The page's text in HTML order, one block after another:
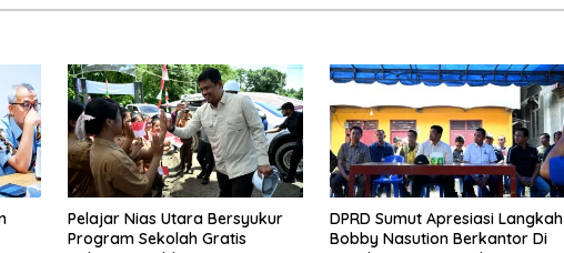
Pelajar Nias Utara Bersyukur
Program Sekolah Gratis
DPRD Sumut Apresiasi Langkah
Bobby Nasution Berkantor Di